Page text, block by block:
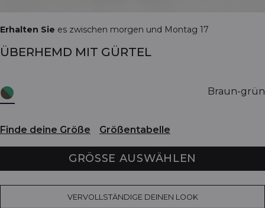
Erhalten Sie es zwischen morgen und Montag 17
ÜBERHEMD MIT GÜRTEL
Braun-grün
Finde deine Größe Größentabelle
GRÖSSE AUSWÄHLEN
VERVOLLSTÄNDIGE DEINEN LOOK